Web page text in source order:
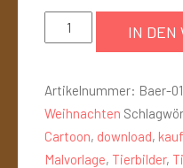
IN DEN
Artikelnummer: Baer-
Weihnachten
Cartoon, download,
Malvorlage, Tierbilder,